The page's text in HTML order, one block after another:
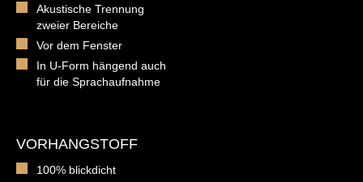
Akustische Trennung
zweier Bereiche
Vor dem Fenster
In U-Form hängend auch
für die Sprachaufnahme
VORHANGSTOFF
100% blickdicht